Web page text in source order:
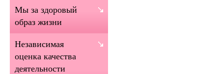
Мы за здоровый
образ жизни
Независимая
оценка качества
деятельности